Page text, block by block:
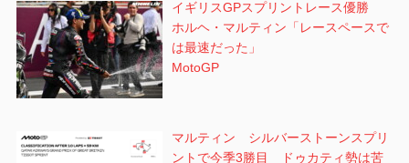
イギリスGPスプリントレース優勝
ホルヘ・マルティン「レースペースで
は最速だった」
MotoGP
マルティン シルバーストーンスプリ
ントで今季3勝目 ドゥカティ勢は苦